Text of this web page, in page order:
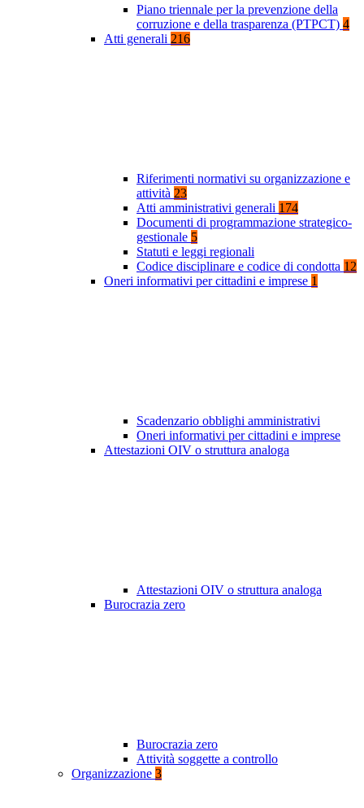
Piano triennale per la prevenzione della
corruzione e della trasparenza (PTPCT) 4
Atti generali 216
Riferimenti normativi su organizzazione e
attività 23
Atti amministrativi generali 174
Documenti di programmazione strategico-
gestionale 5
Statuti e leggi regionali
Codice disciplinare e codice di condotta 12
Oneri informativi per cittadini e imprese 1
Scadenzario obblighi amministrativi
Oneri informativi per cittadini e imprese
Attestazioni OIV o struttura analoga
Attestazioni OIV o struttura analoga
Burocrazia zero
Burocrazia zero
Attività soggette a controllo
Organizzazione 3